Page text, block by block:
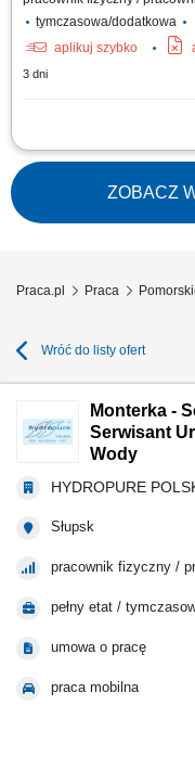
tymczasowa/dodatkowa
aplikuj szybko
3 dni
Zadania w pracy: Instalacje
klientów, Wykonywanie
ZOBACZ
Praca.pl Praca
Wróć do listy ofert
Monterka -
Serwisant
Wody
HYDROPURE
Słupsk
pracownik fizyczny /
pełny etat /
umowa o pracę
praca mobilna